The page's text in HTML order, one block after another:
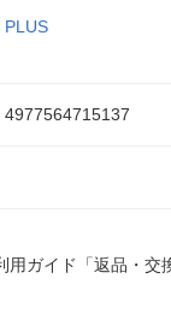
PLUS
4977564715137
ガイド「返品・交